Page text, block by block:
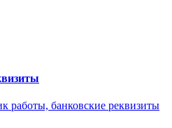
работы, банковские реквизиты